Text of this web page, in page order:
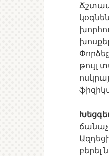
թույլ
բերել